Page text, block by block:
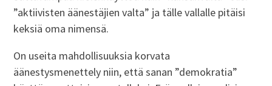
”aktiivisten äänestäjien valta” ja tälle vallalle pitäisi
keksiä oma nimensä.
On useita mahdollisuuksia korvata
äänestysmenettely niin, että sanan ”demokratia”